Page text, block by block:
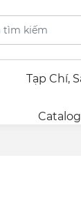
Tạp Chí,
Catalog